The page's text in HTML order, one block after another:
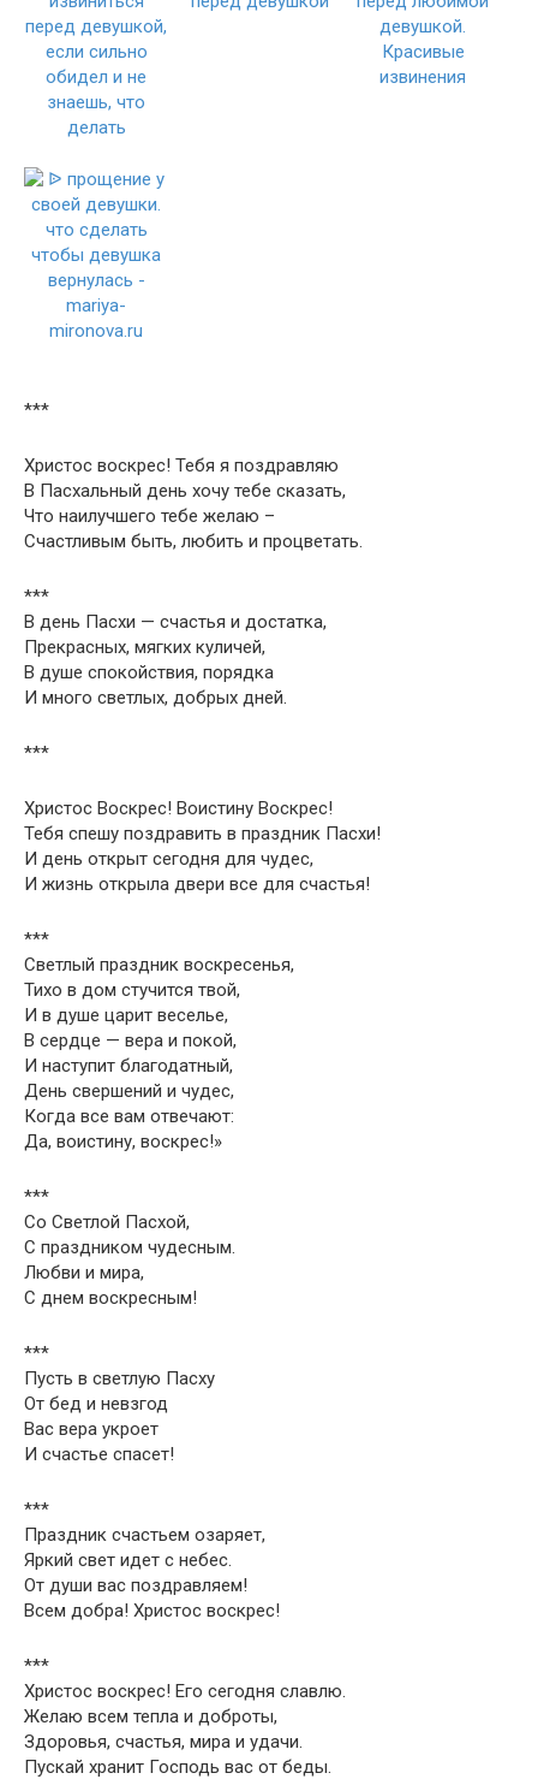
***
Христос воскрес! Тебя я поздравляю
В Пасхальный день хочу тебе сказать,
Что наилучшего тебе желаю –
Счастливым быть, любить и процветать.
***
В день Пасхи — счастья и достатка,
Прекрасных, мягких куличей,
В душе спокойствия, порядка
И много светлых, добрых дней.
***
Христос Воскрес! Воистину Воскрес!
Тебя спешу поздравить в праздник Пасхи!
И день открыт сегодня для чудес,
И жизнь открыла двери все для счастья!
***
Светлый праздник воскресенья,
Тихо в дом стучится твой,
И в душе царит веселье,
В сердце — вера и покой,
И наступит благодатный,
День свершений и чудес,
Когда все вам отвечают:
Да, воистину, воскрес!»
***
Со Светлой Пасхой,
С праздником чудесным.
Любви и мира,
С днем воскресным!
***
Пусть в светлую Пасху
От бед и невзгод
Вас вера укроет
И счастье спасет!
***
Праздник счастьем озаряет,
Яркий свет идет с небес.
От души вас поздравляем!
Всем добра! Христос воскрес!
***
Христос воскрес! Его сегодня славлю.
Желаю всем тепла и доброты,
Здоровья, счастья, мира и удачи.
Пускай хранит Господь вас от беды.